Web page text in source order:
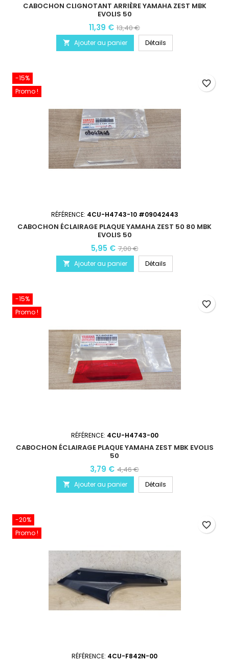
CABOCHON CLIGNOTANT ARRIÈRE YAMAHA ZEST MBK
EVOLIS 50
11,39 € 13,40 €
 Ajouter au panier Détails
-15%
Promo !
RÉFÉRENCE: 4CU-H4743-10 #09042443
CABOCHON ÉCLAIRAGE PLAQUE YAMAHA ZEST 50 80 MBK
EVOLIS 50
5,95 € 7,00 €
 Ajouter au panier Détails
favorite_border
-15%
Promo !
RÉFÉRENCE: 4CU-H4743-00
CABOCHON ÉCLAIRAGE PLAQUE YAMAHA ZEST MBK EVOLIS
50
3,79 € 4,46 €
 Ajouter au panier Détails
favorite_border
-20%
Promo !
RÉFÉRENCE: 4CU-F842N-00
favorite_border